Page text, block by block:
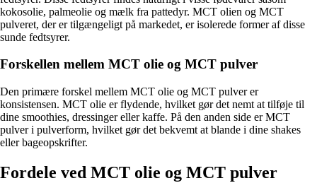
kokosolie, palmeolie og mælk fra pattedyr. MCT olien og MCT
pulveret, der er tilgængeligt på markedet, er isolerede former af disse
sunde fedtsyrer.
Forskellen mellem MCT olie og MCT pulver
Den primære forskel mellem MCT olie og MCT pulver er
konsistensen. MCT olie er flydende, hvilket gør det nemt at tilføje til
dine smoothies, dressinger eller kaffe. På den anden side er MCT
pulver i pulverform, hvilket gør det bekvemt at blande i dine shakes
eller bageopskrifter.
Fordele ved MCT olie og MCT pulver